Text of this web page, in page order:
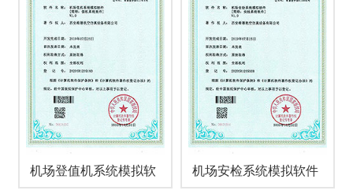
机场登值机系统模拟软 机场安检系统模拟软件